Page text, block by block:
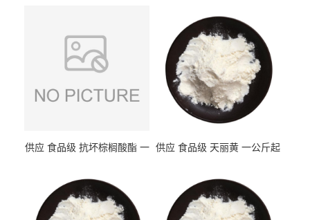
供应 食品级 抗坏棕榈酸酯 一
供应 食品级 天丽黄 一公斤起